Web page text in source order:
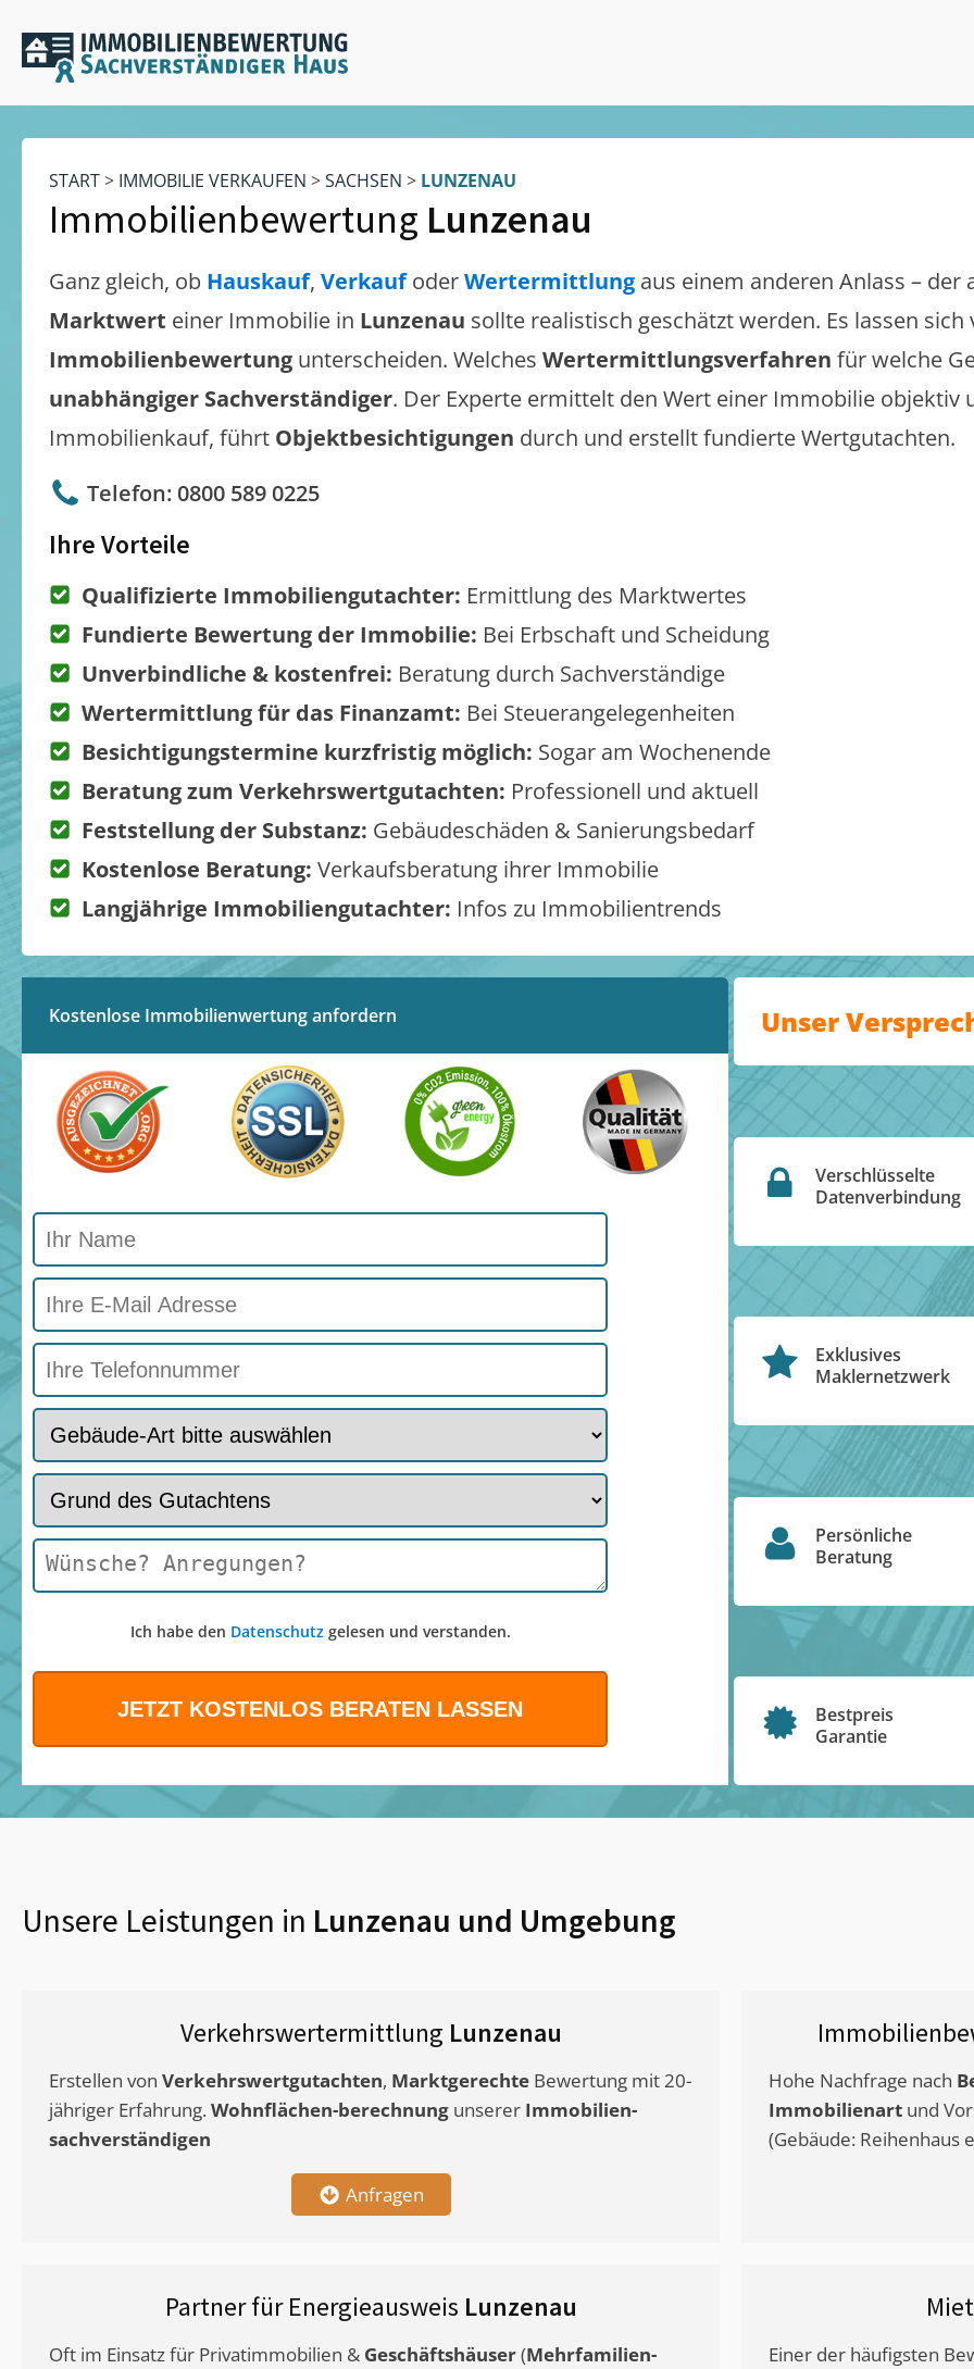
START> IMMOBILIE VERKAUFEN >SACHSEN > LUNZENAU
Immobilienbewertung Lunzenau
Ganz gleich, ob Hauskauf, VerkaufoderWertermittlung aus einem anderen Anlass – der
Marktwert einer Immobilie in Lunzenau sollte realistisch geschätzt werden. Es lassen
Immobilienbewertung unterscheiden. Welches Wertermittlungsverfahren für welche
unabhängiger Sachverständiger. Der Experte ermittelt den Wert einer Immobilie objektiv
Immobilienkauf, führt Objektbesichtigungen durch und erstellt fundierte Wertgutachten.
Telefon: 0800 589 0225
Ihre Vorteile
Qualifizierte Immobiliengutachter: Ermittlung des Marktwertes
Fundierte Bewertung der Immobilie: Bei Erbschaft und Scheidung
Unverbindliche & kostenfrei: Beratung durch Sachverständige
Wertermittlung für das Finanzamt: Bei Steuerangelegenheiten
Besichtigungstermine kurzfristig möglich: Sogar am Wochenende
Beratung zum Verkehrswertgutachten: Professionell und aktuell
Feststellung der Substanz: Gebäudeschäden & Sanierungsbedarf
Kostenlose Beratung: Verkaufsberatung ihrer Immobilie
Langjährige Immobiliengutachter: Infos zu Immobilientrends
Kostenlose Immobilienwertung anfordern
Ich habe den Datenschutzgelesen und verstanden.
Unser
Verschlüsselte
Datenverbindung
Exklusives
Maklernetzwerk
Persönliche
Beratung
Bestpreis
Garantie
Unsere Leistungen in Lunzenau und Umgebung
Verkehrswertermittlung Lunzenau
Erstellen von Verkehrswertgutachten, Marktgerechte Bewertung mit 20-
jähriger Erfahrung. Wohnflächen-berechnung unserer Immobilien-
sachverständigen
Anfragen
Hohe Nachfrage nach
Immobilienart und
(Gebäude: Reihenhaus
Partner für Energieausweis Lunzenau
Oft im Einsatz für Privatimmobilien & Geschäftshäuser(Mehrfamilien-
Einer der häufigsten